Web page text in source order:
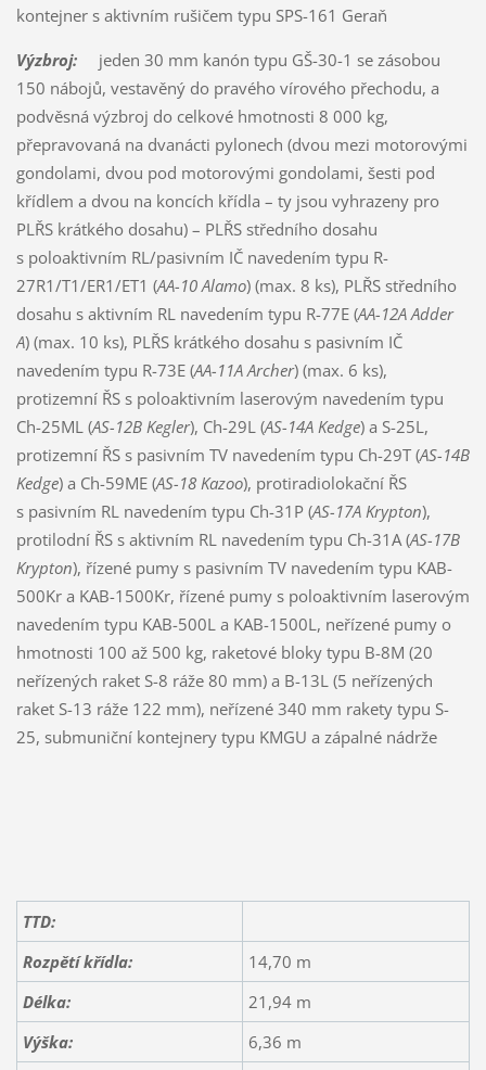
kontejner s aktivním rušičem typu SPS-161 Geraň
Výzbroj:jeden 30 mm kanón typu GŠ-30-1 se zásobou
150 nábojů, vestavěný do pravého vírového přechodu, a
podvěsná výzbroj do celkové hmotnosti 8 000 kg,
přepravovaná na dvanácti pylonech (dvou mezi motorovými
gondolami, dvou pod motorovými gondolami, šesti pod
křídlem a dvou na koncích křídla – ty jsou vyhrazeny pro
PLŘS krátkého dosahu) – PLŘS středního dosahu
s poloaktivním RL/pasivním IČ navedením typu R-
27R1/T1/ER1/ET1 (AA-10 Alamo) (max. 8 ks), PLŘS středního
dosahu s aktivním RL navedením typu R-77E (AA-12A Adder
A) (max. 10 ks), PLŘS krátkého dosahu s pasivním IČ
navedením typu R-73E (AA-11A Archer) (max. 6 ks),
protizemní ŘS s poloaktivním laserovým navedením typu
Ch-25ML (AS-12B Kegler), Ch-29L (AS-14A Kedge) a S-25L,
protizemní ŘS s pasivním TV navedením typu Ch-29T (AS-14B
Kedge) a Ch-59ME (AS-18 Kazoo), protiradiolokační ŘS
s pasivním RL navedením typu Ch-31P (AS-17A Krypton),
protilodní ŘS s aktivním RL navedením typu Ch-31A (AS-17B
Krypton), řízené pumy s pasivním TV navedením typu KAB-
500Kr a KAB-1500Kr, řízené pumy s poloaktivním laserovým
navedením typu KAB-500L a KAB-1500L, neřízené pumy o
hmotnosti 100 až 500 kg, raketové bloky typu B-8M (20
neřízených raket S-8 ráže 80 mm) a B-13L (5 neřízených
raket S-13 ráže 122 mm), neřízené 340 mm rakety typu S-
25, submuniční kontejnery typu KMGU a zápalné nádrže
TTD:
Rozpětí křídla:
14,70 m
Délka:
21,94 m
Výška:
6,36 m